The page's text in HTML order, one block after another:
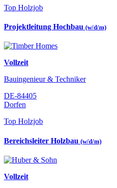
Top Holzjob
Projektleitung Hochbau (w/d/m)
Vollzeit
Bauingenieur & Techniker
DE-84405
Dorfen
Top Holzjob
Bereichsleiter Holzbau (w/d/m)
Vollzeit